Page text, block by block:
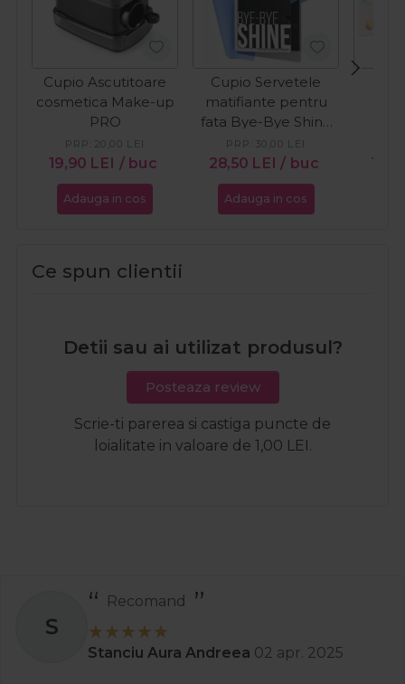
Cupio Ascutitoare
cosmetica Make-up
PRO
19,90 LEI / buc
PRP: 20,00 LEI
Adauga in cos
Cupio Servetele
matifiante pentru
fata Bye-Bye Shine
50buc
28,50 LEI / buc
PRP: 30,00 LEI
Adauga in cos
Ce spun clientii
Detii sau ai utilizat produsul?
Posteaza review
Scrie-ti parerea si castiga puncte de
loialitate in valoare de 1,00 LEI.
S
Recomand
Stanciu Aura Andreea 02 apr. 2025